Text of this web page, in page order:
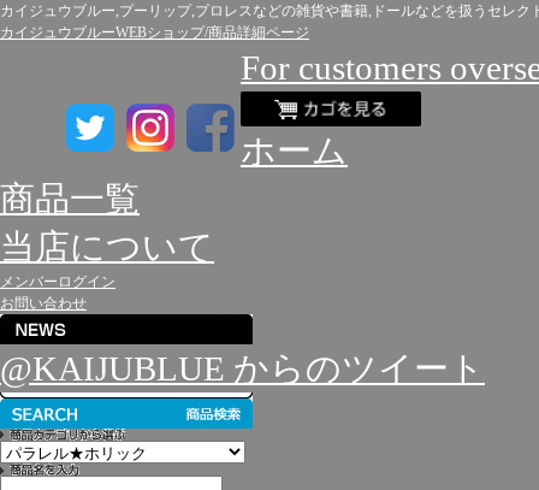
カイジュウブルー,プーリップ,プロレスなどの雑貨や書籍,ドールなどを扱うセレク
カイジュウブルーWEBショップ/商品詳細ページ
For customers
ホーム
商品一覧
当店について
メンバーログイン
お問い合わせ
@KAIJUBLUE からのツイート